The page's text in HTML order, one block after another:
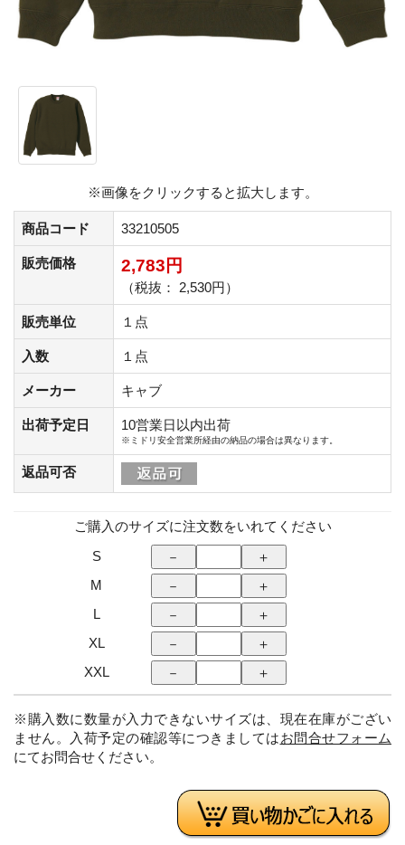
※画像をクリックすると拡大します。
商品コード 33210505
販売価格 2,783円
（税抜： 2,530円）
販売単位 １点
入数 １点
メーカー キャブ
出荷予定日 10営業日以内出荷
※ミドリ安全営業所経由の納品の場合は異なります。
返品可否
ご購入のサイズに注文数をいれてください
S
M
L
XL
XXL
※購入数に数量が入力できないサイズは、現在在庫がござい
ません。入荷予定の確認等につきましてはお問合せフォーム
にてお問合せください。